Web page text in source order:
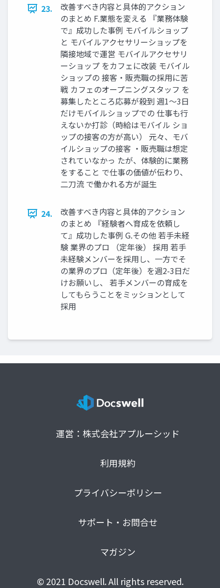
23.
改善すべき内容と具体的アクション
のまとめ F.業態を変える 『業務体験
で』成功した事例 モバイルショップ
と モバイルアクセサリーショップを
隣接地域で運営 モバイルアクセサリ
ーショップ をカフェに改装 モバイル
ショップの 接客‧販売職の採⽤に苦
戦 カフェのオープニングスタッフ を
募集したところ応募が殺到 週1〜3⽇
だけモバイルショップでの 仕事も⾏
えないか打診（時給はモバイル ショ
ップの接客の⽅が⾼い） 元々、モバ
イルショップの接客 ‧販売職は想定
されていなかっ たが、体験的に業務
をすること で仕事の価値が伝わり、
⼆⼑流 で働かれる⽅が誕⽣
24.
改善すべき内容と具体的アクション
のまとめ 『経験者へ育成を依頼し
て』成功した事例 G.その他 若⼿未経
験 業界のプロ （定年後） 採⽤ 若⼿
未経験メンバーを採⽤し、⼀⽅でそ
の業界のプロ（定年後）を週2-3⽇だ
けお願いし、 若⼿メンバーの育成を
してもらうことをミッションとして
採⽤
運営：株式会社アプルーシッド
利用規約
プライバシーポリシー
サポート・お問合せ
マガジン
© 2021 Docswell. All rights reserved.